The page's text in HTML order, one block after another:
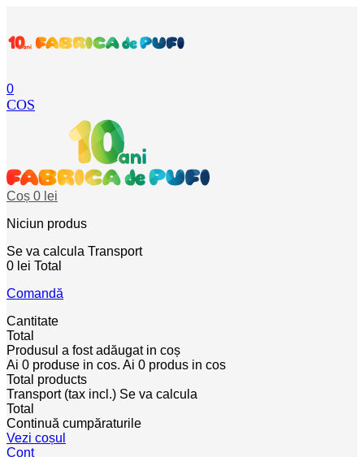
0
COS
Coș 0 lei
Niciun produs
Se va calcula Transport
0 lei Total
Comandă
Cantitate
Total
Produsul a fost adăugat in coș
Ai 0 produse in cos. Ai 0 produs in cos
Total products
Transport (tax incl.) Se va calcula
Total
Continuă cumpăraturile
Vezi coșul
Cont